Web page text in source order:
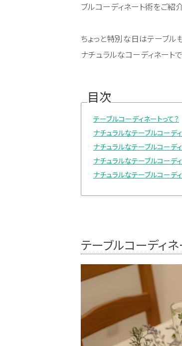
ブルコーディネート術をご紹介
ちょっと特別な日はテーブル
ナチュラルなコーディネート
目次
テーブルコーディネートって？
ナチュラルなテーブルコーデ
ナチュラルなテーブルコーデ
ナチュラルなテーブルコーデ
ナチュラルなテーブルコーデ
テーブルコーディネ